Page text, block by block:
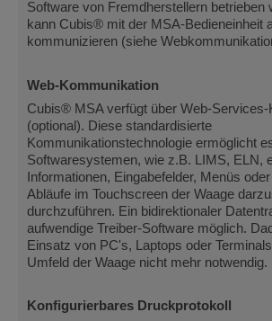
Software von Fremdherstellern betrieben
kann Cubis® mit der MSA-Bedieneinheit
kommunizieren (siehe
Web-Kommunikation
Cubis® MSA verfügt über Web-
(optional). Diese standardisierte
Kommunikationstechnologie ermöglicht
Softwaresystemen, wie z.B. LIMS, ELN,
Informationen, Eingabefelder, Menüs
Abläufe im Touchscreen der Waage
durchzuführen. Ein bidirektionaler
aufwendige Treiber-Software möglich.
Einsatz von PC's, Laptops oder
Umfeld der Waage nicht mehr notwendig.
Konfigurierbares Druckprotokoll